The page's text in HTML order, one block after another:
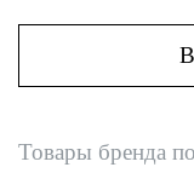
Товары бренда